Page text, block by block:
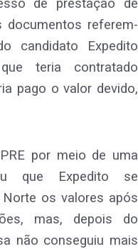
de prestação de
documentos referem-
candidato Expedito
teria contratado
pago o valor devido,
por meio de uma
que Expedito se
os valores após
mas, depois do
não conseguiu mais